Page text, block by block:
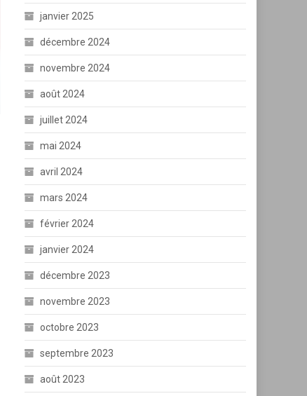
janvier 2025
décembre 2024
novembre 2024
août 2024
juillet 2024
mai 2024
avril 2024
mars 2024
février 2024
janvier 2024
décembre 2023
novembre 2023
octobre 2023
septembre 2023
août 2023